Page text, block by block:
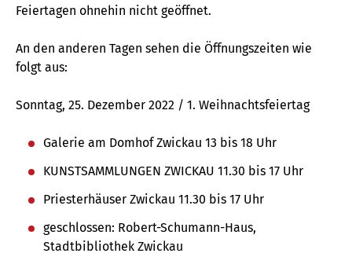
Feiertagen ohnehin nicht geöffnet.
An den anderen Tagen sehen die Öffnungszeiten wie
folgt aus:
Sonntag, 25. Dezember 2022 / 1. Weihnachtsfeiertag
Galerie am Domhof Zwickau 13 bis 18 Uhr
KUNSTSAMMLUNGEN ZWICKAU 11.30 bis 17 Uhr
Priesterhäuser Zwickau 11.30 bis 17 Uhr
geschlossen: Robert-Schumann-Haus,
Stadtbibliothek Zwickau